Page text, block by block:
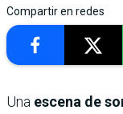
Compartir en redes
Una escena de